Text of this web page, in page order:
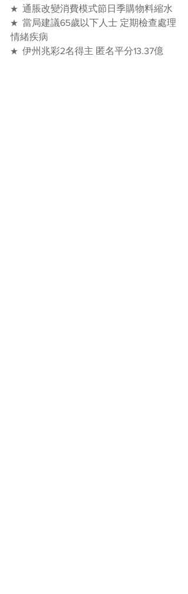
★  通脹改變消費模式節日季購物料縮水
★  當局建議65歲以下人士 定期檢查處理
情緒疾病
★  伊州兆彩2名得主 匿名平分13.37億